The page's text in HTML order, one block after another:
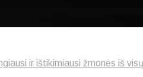
ir ištikimiausi žmonės iš